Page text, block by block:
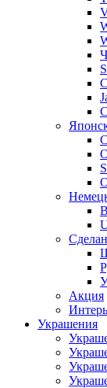
Акция
Украшения